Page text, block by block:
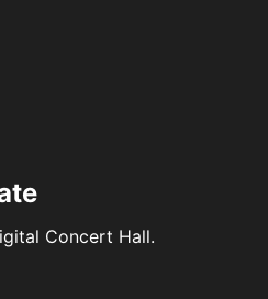
Concert Hall.